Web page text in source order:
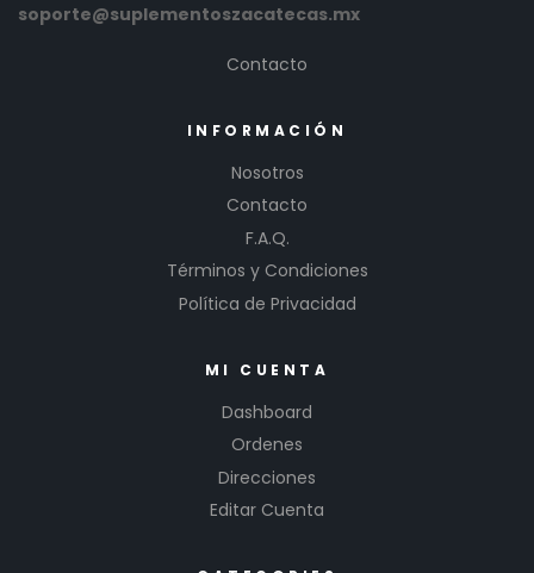
soporte@suplementoszacatecas.mx
Contacto
INFORMACIÓN
Nosotros
Contacto
F.A.Q.
Términos y Condiciones
Política de Privacidad
MI CUENTA
Dashboard
Ordenes
Direcciones
Editar Cuenta